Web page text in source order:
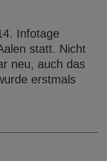
Infotage
statt. Nicht
neu, auch das
erstmals